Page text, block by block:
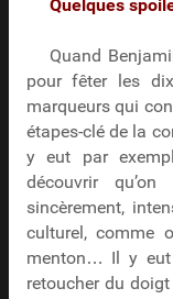
Quelques
Quand
pour fêter les
marqueurs qui
étapes-clé de la
y eut par
découvrir
sincèrement,
culturel, comme
menton… Il y eut
retoucher du